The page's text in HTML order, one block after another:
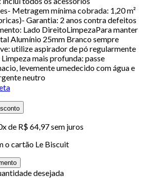
Metragem mínima cobrada: 1,20 m²
Garantia: 2 anos contra defeitos
Lado DireitoLimpezaPara manter
Alumínio 25mm Branco sempre
utilize aspirador de pó regularmente
mais profunda: passe
levemente umedecido com água e
neutro
de R$ 64,97 sem juros
o cartão Le Biscuit
desejada